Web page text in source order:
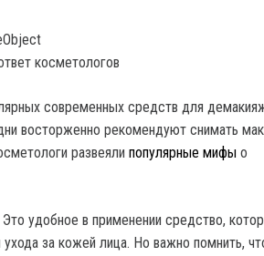
современных средств для
восторженно рекомендуют снимать
развеяли популярные мифы о
удобное в применении средство,
за кожей лица. Но важно помнить,